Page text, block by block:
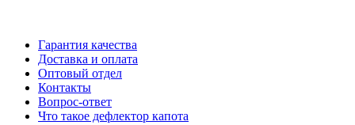
Гарантия качества
Доставка и оплата
Оптовый отдел
Контакты
Вопрос-ответ
Что такое дефлектор капота